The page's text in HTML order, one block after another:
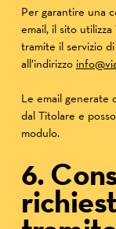
Per garantire una
email, il sito utilizza
tramite il servizio
all’indirizzo
Le email generate
dal Titolare e
modulo.
6.